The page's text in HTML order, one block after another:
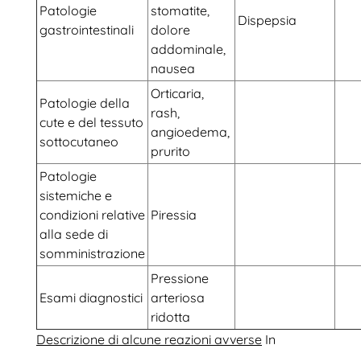
Patologie
gastrointestinali
stomatite,
dolore
addominale,
nausea
Dispepsia
Patologie della
cute e del tessuto
sottocutaneo
Orticaria,
rash,
angioedema,
prurito
Patologie
sistemiche e
condizioni relative
alla sede di
somministrazione
Piressia
Esami diagnostici
Pressione
arteriosa
ridotta
Descrizione di alcune reazioni avverse In